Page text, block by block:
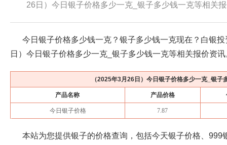
26日）今日银子价格多少一克_银子多少钱一克等相关
今日银子价格多少钱一克？银子多少钱一克现在？白银
日 ）今日银子价格多少一克_银子多少钱一克等相关报价资讯
（2025年3月26日 ）今日银子价格多少一克_银子
产品名称 产品价格
今日银子价格 7.87
本站为您提供银子的价格查询，包括今天银子价格、999